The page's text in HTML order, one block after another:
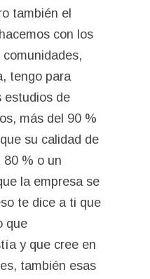
también el
con los
tengo para
estudios de
más del 90 %
su calidad de
80 % o un
la empresa se
te dice a ti que
que
y que cree en
también esas